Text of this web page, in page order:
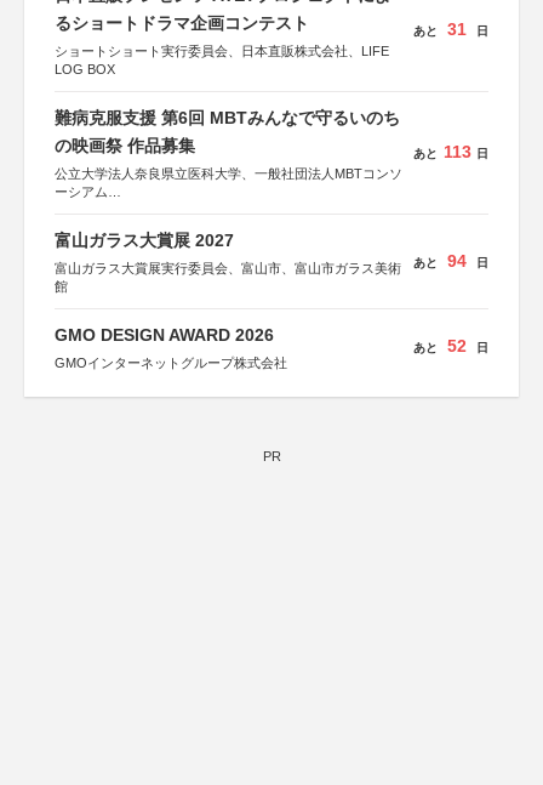
るショートドラマ企画コンテスト
ショートショート実行委員会、日本直販株式会社、LIFE
LOG BOX
あと 31 日
難病克服支援 第6回 MBTみんなで守るいのち
の映画祭 作品募集
公立大学法人奈良県立医科大学、一般社団法人MBTコンソ
ーシアム
協力：読売新聞社
後援：厚生労働省
文部科学省
奈良県
「“よい仕事おこし”フェア」実行委員会
関西文化学術研究都市推進機構
東京難病団体連絡協議会
あと 113 日
富山ガラス大賞展 2027
富山ガラス大賞展実行委員会、富山市、富山市ガラス美術
館
あと 94 日
GMO DESIGN AWARD 2026
GMOインターネットグループ株式会社
あと 52 日
PR